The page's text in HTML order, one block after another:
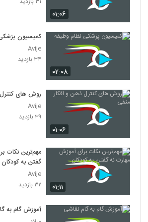
۰۱:۰۶
۰۲:۰۸
کمیسیون
Avije
۳۴ بازدید
۰۱:۰۶
روش های
Avije
۳۹ بازدید
۰۱:۱۱
مهم‌ترین نکات
گفتن به کودکان
Avije
۳۲ بازدید
آموزش گام به